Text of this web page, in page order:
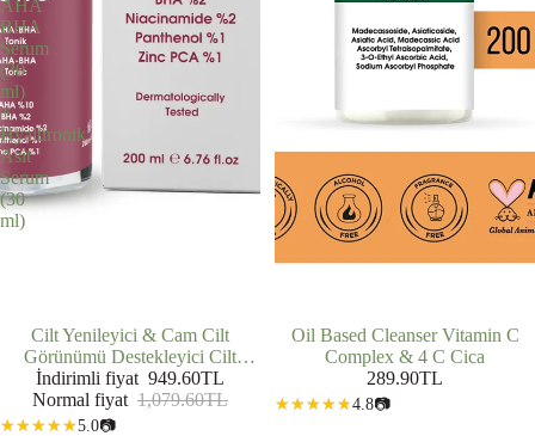
AHA
BHA
Serum
(30
ml)
+
Hyalüronik
Asit
Serum
(30
ml)
İNDIRIMDE
Cilt Yenileyici & Cam Cilt
Görünümü Destekleyici Cilt
Bakım Rutini: Yüz Temizleme Jeli
(200 ml) + AHA BHA Tonik (200
ml) + AHA BHA Serum (30 ml) +
İndirimli fiyat 949.60TL
Normal fiyat 1,079.60TL
5.0📷
Oil Based Cleanser Vitamin C
Complex & 4 C Cica
289.90TL
4.8📷